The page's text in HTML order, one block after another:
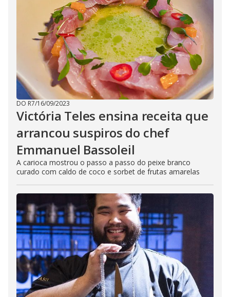
DO R7/16/09/2023
Victória Teles ensina receita que
arrancou suspiros do chef
Emmanuel Bassoleil
A carioca mostrou o passo a passo do peixe branco
curado com caldo de coco e sorbet de frutas amarelas